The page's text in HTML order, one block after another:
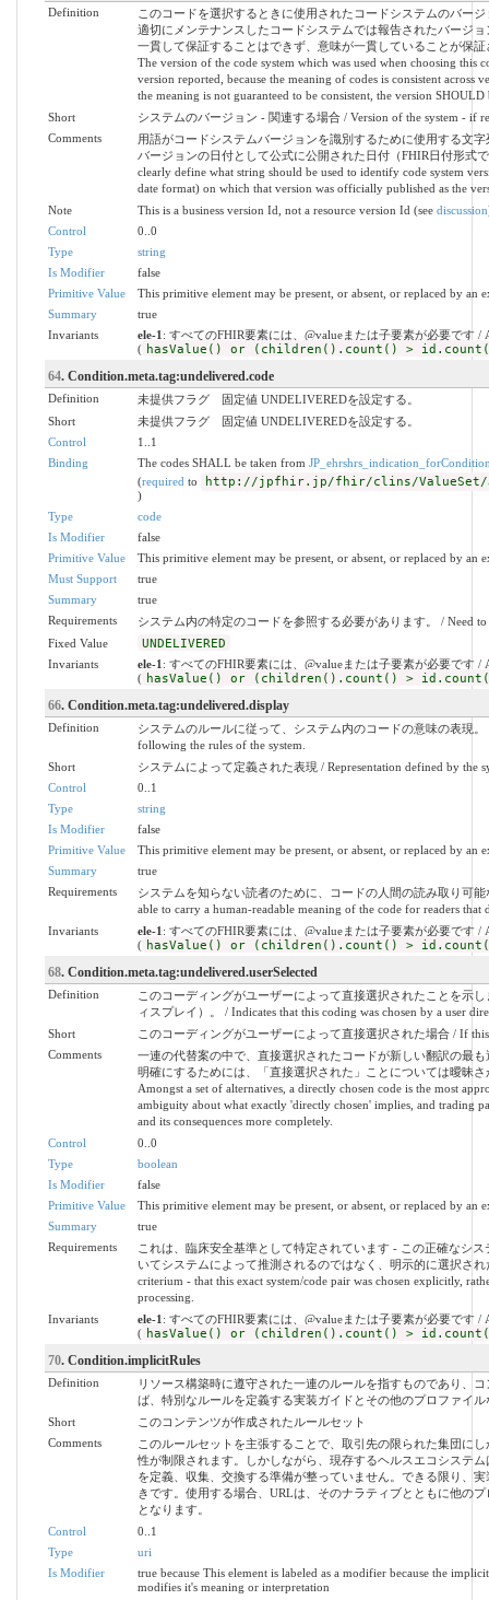
Definition
このコードを選択するときに使用されたコードシステムのバー
適切にメンテナンスしたコードシステムでは報告されたバージ
一貫して保証することはできず、意味が一貫していることが保
The version of the code system which was used when choosing this
version reported, because the meaning of codes is consistent across
the meaning is not guaranteed to be consistent, the version SHOULD
Short
システムのバージョン - 関連する場合 / Version of the system - if
Comments
用語がコードシステムバージョンを識別するために使用する文
バージョンの日付として公式に公開された日付（FHIR日付形式
clearly define what string should be used to identify code system
date format) on which that version was officially published as the
Note
This is a business version Id, not a resource version Id (see discussion
Control
0..0
Type
string
Is Modifier
false
Primitive Value
This primitive element may be present, or absent, or replaced by an
Summary
true
Invariants
ele-1 : すべてのFHIR要素には、@valueまたは子要素が必要です /
( hasValue() or (children().count() >
64. Condition.meta.tag:undelivered.code
Definition
未提供フラグ 固定値 UNDELIVEREDを設定する。
Short
未提供フラグ 固定値 UNDELIVEREDを設定する。
Control
1..1
Binding
The codes SHALL be taken from
(required to http://jpfhir.jp/fhir/clins/ValueSet/
)
Type
code
Is Modifier
false
Primitive Value
This primitive element may be present, or absent, or replaced by an
Must Support
true
Summary
true
Requirements
システム内の特定のコードを参照する必要があります。 / Need to
Fixed Value
UNDELIVERED
Invariants ele-1 : すべてのFHIR要素には、@valueまたは子要素が必要です /
( hasValue() or (children().count() >
66. Condition.meta.tag:undelivered.display
Definition
システムのルールに従って、システム内のコードの意味の表現。
following the rules of the system.
Short
システムによって定義された表現 / Representation defined by the
Control
0..1
Type
string
Is Modifier
false
Primitive Value
This primitive element may be present, or absent, or replaced by an
Summary
true
Requirements
システムを知らない読者のために、コードの人間の読み取り可
able to carry a human-readable meaning of the code for readers that
Invariants
ele-1 : すべてのFHIR要素には、@valueまたは子要素が必要です /
( hasValue() or (children().count() >
68. Condition.meta.tag:undelivered.userSelected
Definition
このコーディングがユーザーによって直接選択されたことを示
ィスプレイ）。 / Indicates that this coding was chosen by a user
Short
このコーディングがユーザーによって直接選択された場合 / If
Comments
一連の代替案の中で、直接選択されたコードが新しい翻訳の最
明確にするためには、「直接選択された」ことについては曖昧
Amongst a set of alternatives, a directly chosen code is the most
ambiguity about what exactly 'directly chosen' implies, and trading
and its consequences more completely.
Control
0..0
Type
boolean
Is Modifier
false
Primitive Value
This primitive element may be present, or absent, or replaced by an
Summary
true
Requirements
これは、臨床安全基準として特定されています - この正確なシ
いてシステムによって推測されるのではなく、明示的に選択され
criterium - that this exact system/code pair was chosen explicitly,
processing.
Invariants
ele-1 : すべてのFHIR要素には、@valueまたは子要素が必要です /
( hasValue() or (children().count() >
70. Condition.implicitRules
Definition
リソース構築時に遵守された一連のルールを指すものであり、
ば、特別なルールを定義する実装ガイドとその他のプロファイ
Short
このコンテンツが作成されたルールセット
Comments
このルールセットを主張することで、取引先の限られた集団に
性が制限されます。しかしながら、現存するヘルスエコシステ
を定義、収集、交換する準備が整っていません。できる限り、
きです。使用する場合、URLは、そのナラティブとともに他の
となります。
Control
0..1
Type
uri
Is Modifier
true because This element is labeled as a modifier because the
modifies it's meaning or interpretation